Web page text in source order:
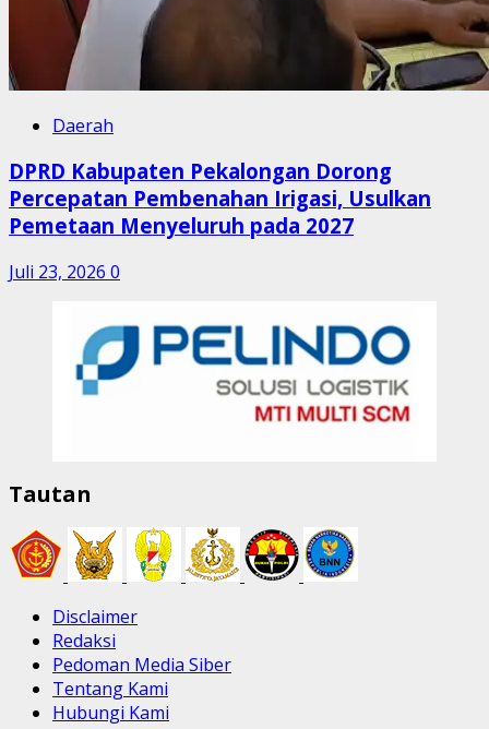
Daerah
DPRD Kabupaten Pekalongan Dorong
Percepatan Pembenahan Irigasi, Usulkan
Pemetaan Menyeluruh pada 2027
Juli 23, 2026 0
Tautan
Disclaimer
Redaksi
Pedoman Media Siber
Tentang Kami
Hubungi Kami